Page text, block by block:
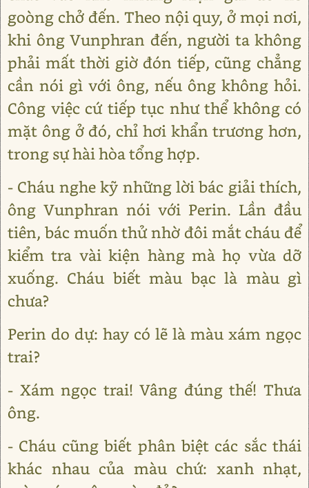
goòng chở đến. Theo nội quy, ở mọi nơi,
khi ông Vunphran đến, người ta không
phải mất thời giờ đón tiếp, cũng chẳng
cần nói gì với ông, nếu ông không hỏi.
Công việc cứ tiếp tục như thể không có
mặt ông ở đó, chỉ hơi khẩn trương hơn,
trong sự hài hòa tổng hợp.
- Cháu nghe kỹ những lời bác giải thích,
ông Vunphran nói với Perin. Lần đầu
tiên, bác muốn thử nhờ đôi mắt cháu để
kiểm tra vài kiện hàng mà họ vừa dỡ
xuống. Cháu biết màu bạc là màu gì
chưa?
Perin do dự: hay có lẽ là màu xám ngọc
trai?
- Xám ngọc trai! Vâng đúng thế! Thưa
ông.
- Cháu cũng biết phân biệt các sắc thái
khác nhau của màu chứ: xanh nhạt,